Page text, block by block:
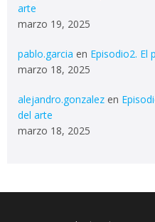
arte
marzo 19, 2025
pablo.garcia en Episodio2. El
marzo 18, 2025
alejandro.gonzalez en
del arte
marzo 18, 2025